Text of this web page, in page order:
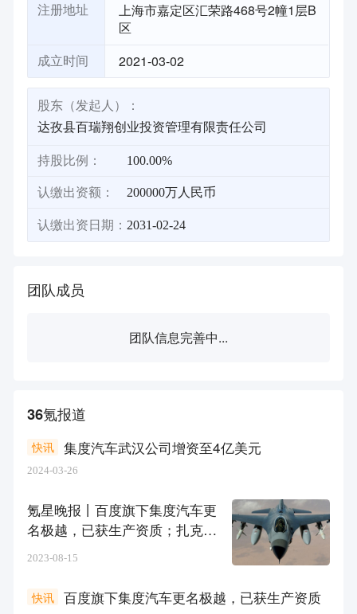
注册地址
上海市嘉定区汇荣路468号2幢1层B
区
成立时间 2021-03-02
股东（发起人）：
达孜县百瑞翔创业投资管理有限责任公司
持股比例： 100.00%
认缴出资额： 200000万人民币
认缴出资日期： 2031-02-24
团队成员
团队信息完善中...
36氪报道
集度汽车武汉公司增资至4亿美元
快讯
2024-03-26
氪星晚报丨百度旗下集度汽车更
名极越，已获生产资质；扎克伯
2023-08-15
百度旗下集度汽车更名极越，已获生产资质
快讯